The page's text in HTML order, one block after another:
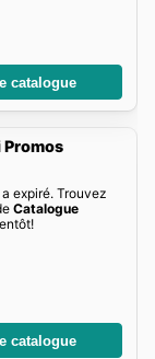
catalogue
expiré. Trouvez
Catalogue
catalogue